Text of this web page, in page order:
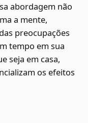
abordagem não
a mente,
preocupações
tempo em sua
seja em casa,
os efeitos